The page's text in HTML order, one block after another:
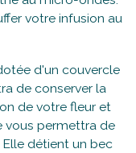
votre infusion au
d'un couvercle
de conserver la
de votre fleur et
vous permettra de
détient un bec